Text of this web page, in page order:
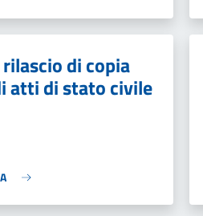
di copia
atti di stato civile